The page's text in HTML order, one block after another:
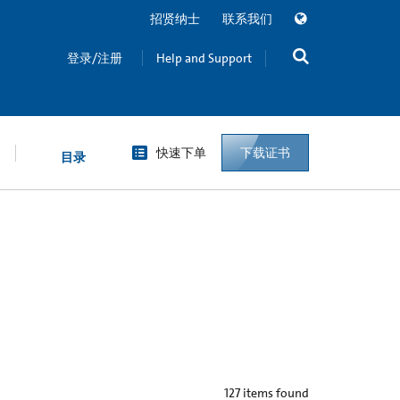
招贤纳士 联系我们
登录/注册 Help and Support
目录 快速下单 下载证书
127 items found